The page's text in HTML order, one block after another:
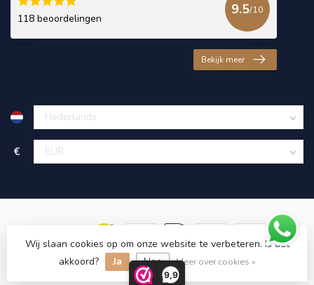
9,9
118 beoordelingen
9.5/10
Bekijk meer
€
© Copyright 2026 KING Microschroeven
Wij slaan cookies op om onze website te verbeteren. Is dat
akkoord?
Ja Nee Meer over cookies »